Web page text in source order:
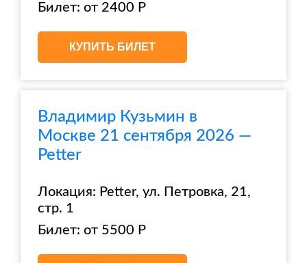
Билет: от 2400 Р
КУПИТЬ БИЛЕТ
Владимир Кузьмин в
Москве 21 сентября 2026 —
Petter
Локация: Petter, ул. Петровка, 21,
стр. 1
Билет: от 5500 Р